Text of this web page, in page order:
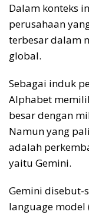
Dalam konteks
perusahaan
terbesar dalam
global.
Sebagai induk
Alphabet
besar dengan
Namun yang
adalah
yaitu Gemini.
Gemini disebut-
language